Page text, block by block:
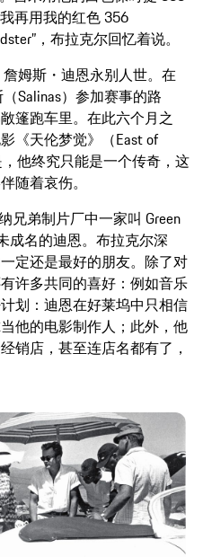
再用我的红色 356
，布拉克尔回忆着说。
姆斯・迪恩永别人世。在
Salinas）参加赛事的路
篷跑车里。在此六个月之
《天伦梦觉》（East of
他终究只能是一个传奇，这
随着哀伤。
兄弟制片厂中一家叫 Green
成名的迪恩。布拉克尔深
定还是最好的朋友。除了对
许多共同的喜好：例如音乐
划：迪恩在好莱坞中只相信
他的电影制作人；此外，他
销店，甚至连店名都有了，